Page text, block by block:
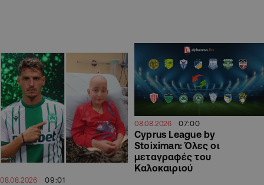
08.08.2026 09:01
08.08.2026 07:00
Cyprus League by
Stoiximan: Όλες οι
μεταγραφές του
Καλοκαιριού